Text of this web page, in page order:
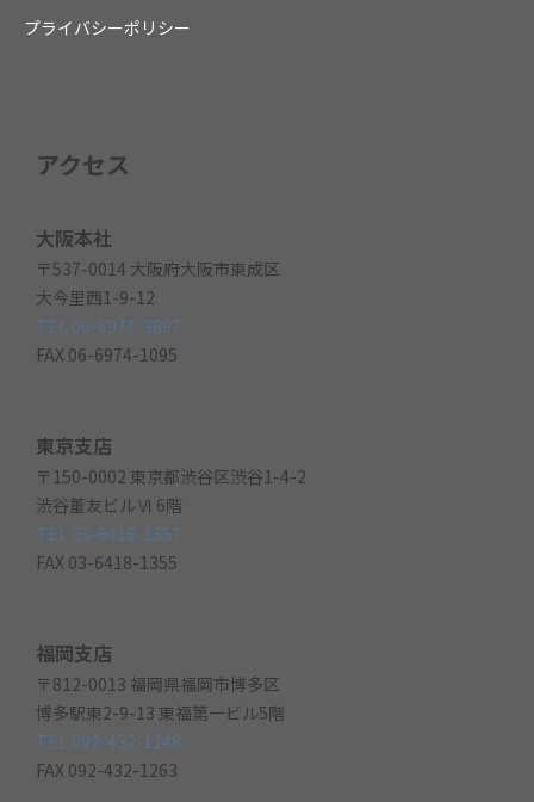
プライバシーポリシー
アクセス
大阪本社
〒537-0014 大阪府大阪市東成区
大今里西1-9-12
TEL 06-6971-3897
FAX 06-6974-1095
東京支店
〒150-0002 東京都渋谷区渋谷1-4-2
渋谷董友ビルⅥ 6階
TEL 03-6418-1357
FAX 03-6418-1355
福岡支店
〒812-0013 福岡県福岡市博多区
博多駅東2-9-13 東福第一ビル5階
TEL 092-432-1248
FAX 092-432-1263